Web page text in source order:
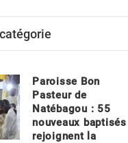
Paroisse Bon
Pasteur de
Natébagou : 55
nouveaux baptisés
rejoignent la